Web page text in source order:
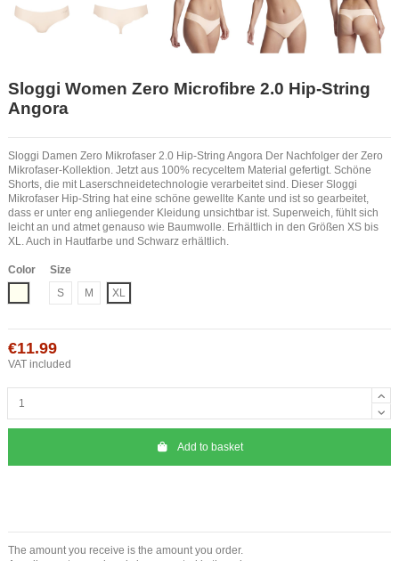
Sloggi Women Zero Microfibre 2.0 Hip-String
Angora
Sloggi Damen Zero Mikrofaser 2.0 Hip-String Angora Der Nachfolger der Zero
Mikrofaser-Kollektion. Jetzt aus 100% recyceltem Material gefertigt. Schöne
Shorts, die mit Laserschneidetechnologie verarbeitet sind. Dieser Sloggi
Mikrofaser Hip-String hat eine schöne gewellte Kante und ist so gearbeitet,
dass er unter eng anliegender Kleidung unsichtbar ist. Superweich, fühlt sich
leicht an und atmet genauso wie Baumwolle. Erhältlich in den Größen XS bis
XL. Auch in Hautfarbe und Schwarz erhältlich.
Color
Size
S
M XL
€11.99
VAT included
Add to basket
The amount you receive is the amount you order.